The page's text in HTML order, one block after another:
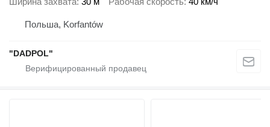
Польша, Korfantów
"DADPOL"